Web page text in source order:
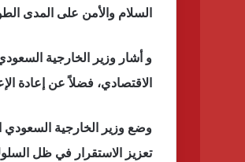
السلام والأمن على المدى
و أشار وزير الخارجية
الاقتصادي، فضلاً عن إعادة
وضع وزير الخارجية
تعزيز الاستقرار في ظل